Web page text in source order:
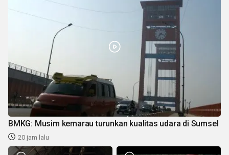
BMKG: Musim kemarau turunkan kualitas udara di Sumsel
20 jam lalu